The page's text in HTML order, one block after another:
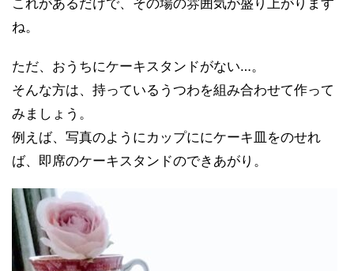
ね。
ただ、おうちにケーキスタンドがない…。
そんな方は、持っているうつわを組み合わせて作って
みましょう。
例えば、写真のようにカップににケーキ皿をのせれ
ば、即席のケーキスタンドのできあがり。